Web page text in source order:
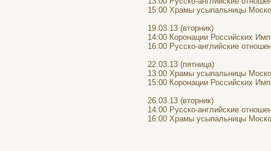
15:00 Храмы усыпальницы
19.03.13 (вторник)
14:00 Коронации Российских
16:00 Русско-английские
22.03.13 (пятница)
13:00 Храмы усыпальницы
15:00 Коронации Российских
26.03.13 (вторник)
14:00 Русско-английские
16:00 Храмы усыпальницы